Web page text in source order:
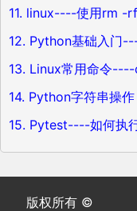
11. linux----使用rm -
12. Python基础入门
13. Linux常用命令----
14. Python字符串操
15. Pytest----如何执
版权所有 ©